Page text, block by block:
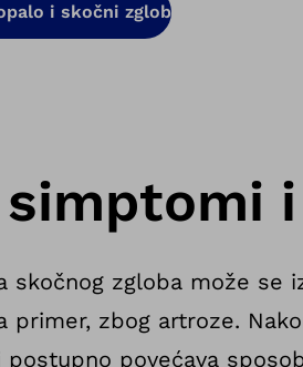
i skočni zglob
skočnog zgloba može
primer, zbog artroze.
povećava